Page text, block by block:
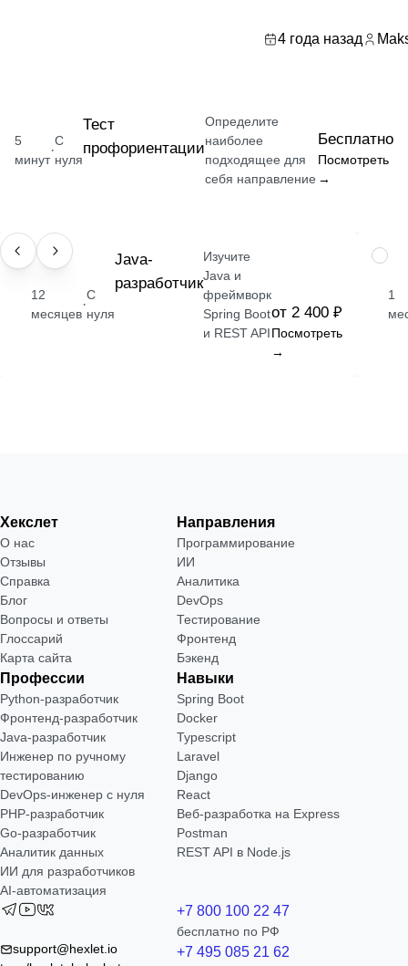
4 года назад
5
минут
·
С
нуля
Тест
профориентации
Определите
наиболее
подходящее для
себя направление
Бесплатно
Посмотреть
→
ПРОФЕССИЯ
12
месяцев
·
С
нуля
Java-
разработчик
Изучите
Java и
фреймворк
Spring Boot
и REST API
от 2 400 ₽
Посмотреть
→
1
Хекслет
О нас
Отзывы
Справка
Блог
Вопросы и ответы
Глоссарий
Карта сайта
Направления
Программирование
ИИ
Аналитика
DevOps
Тестирование
Фронтенд
Бэкенд
Профессии
Python-разработчик
Фронтенд-разработчик
Java-разработчик
Инженер по ручному
тестированию
DevOps-инженер с нуля
РНР-разработчик
Go-разработчик
Аналитик данных
ИИ для разработчиков
AI-автоматизация
Навыки
Spring Boot
Docker
Typescript
Laravel
Django
React
Веб-разработка на Express
Postman
REST API в Node.js
support@hexlet.io
+7 800 100 22 47
бесплатно по РФ
+7 495 085 21 62